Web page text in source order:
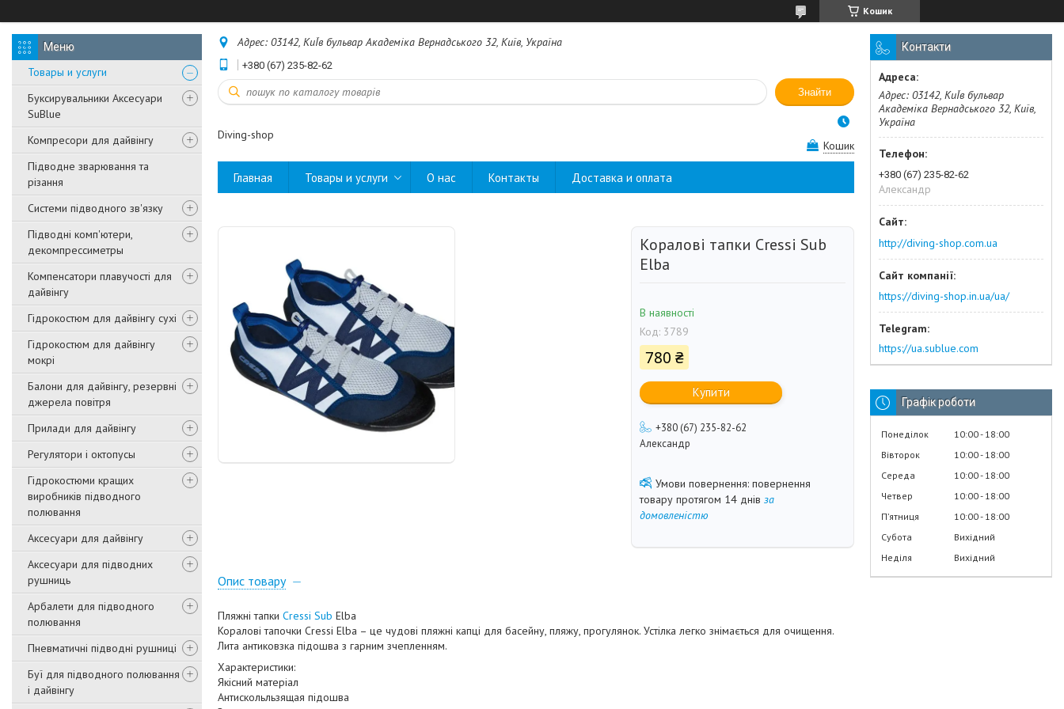
Кошик
Товары и услуги
Буксирувальники Аксесуари
SuBlue
Компресори для дайвінгу
Підводне зварювання та
різання
Системи підводного зв'язку
Підводні комп'ютери,
декомпрессиметры
Компенсатори плавучості для
дайвінгу
Гідрокостюм для дайвінгу сухі
Гідрокостюм для дайвінгу
мокрі
Балони для дайвінгу, резервні
джерела повітря
Прилади для дайвінгу
Регулятори і октопусы
Гідрокостюми кращих
виробників підводного
полювання
Аксесуари для дайвінгу
Аксесуари для підводних
рушниць
Арбалети для підводного
полювання
Пневматичні підводні рушниці
Буї для підводного полювання
і дайвінгу
Адрес: 03142, КиЇв бульвар Академіка Вернадського 32, Київ, Україна
+380 (67) 235-82-62
Знайти
Diving-shop
Кошик
Главная Товары и услуги О нас Контакты Доставка и оплата
Коралові тапки Cressi Sub
Elba
В наявності
Код: 3789
780 ₴
Купити
+380 (67) 235-82-62
Александр
повернення
товару протягом 14 днів за
домовленістю
Опис товару
Пляжні тапки Cressi Sub Elba
Коралові тапочки Cressi Elba – це чудові пляжні капці для басейну, пляжу, прогулянок. Устілка легко знімається для очищення.
Лита антиковзка підошва з гарним зчепленням.
Характеристики:
Якісний матеріал
Антискольльзящая підошва
Контакти
Адрес: 03142, КиЇв бульвар
Академіка Вернадського 32, Київ,
Україна
+380 (67) 235-82-62
Александр
http://diving-shop.com.ua
https://diving-shop.in.ua/ua/
https://ua.sublue.com
Графік роботи
Понеділок 10:00 18:00
Вівторок
10:00 18:00
Середа
10:00 18:00
Четвер
10:00 18:00
Пʼятниця
10:00 18:00
Субота
Вихідний
Неділя
Вихідний